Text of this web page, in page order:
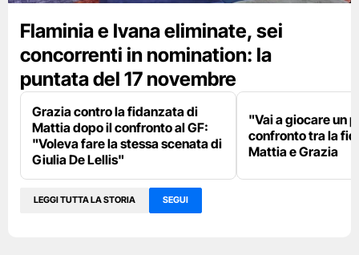
Flaminia e Ivana eliminate, sei
concorrenti in nomination: la
puntata del 17 novembre
Grazia contro la fidanzata di
Mattia dopo il confronto al GF:
"Voleva fare la stessa scenata di
Giulia De Lellis"
"Vai a giocare un
confronto tra la
Mattia e Grazia
LEGGI TUTTA LA STORIA SEGUI